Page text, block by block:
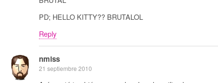
PD; HELLO KITTY?? BRUTALOL
Reply
nmlss
21 septiembre 2010